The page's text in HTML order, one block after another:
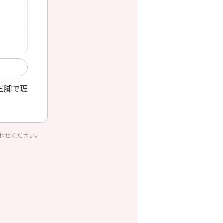
脚で理
ください。